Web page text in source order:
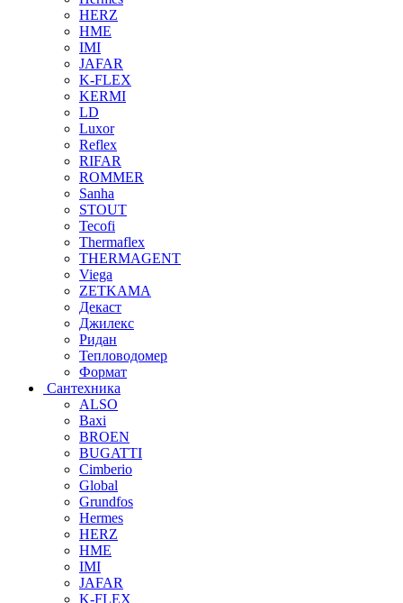
HERZ
HME
IMI
JAFAR
K-FLEX
KERMI
LD
Luxor
Reflex
RIFAR
ROMMER
Sanha
STOUT
Tecofi
Thermaflex
THERMAGENT
Viega
ZETKAMA
Декаст
Джилекс
Ридан
Тепловодомер
Формат
Сантехника
ALSO
Baxi
BROEN
BUGATTI
Cimberio
Global
Grundfos
Hermes
HERZ
HME
IMI
JAFAR
K-FLEX